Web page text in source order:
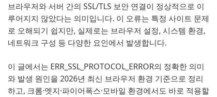
브라우저와 서버 간의 SSL/TLS 보안 연결이 정상적으로 이
루어지지 않았다는 의미입니다. 이 오류는 특정 사이트 문제
로 오해되기 쉽지만, 실제로는 브라우저 설정, 시스템 환경,
네트워크 구성 등 다양한 요인에서 발생합니다.
이 글에서는 ERR_SSL_PROTOCOL_ERROR의 정확한 의미
와 발생 원인을 2026년 최신 브라우저 환경 기준으로 정리
하고, 크롬·엣지·파이어폭스·모바일 환경에서도 바로 적용할